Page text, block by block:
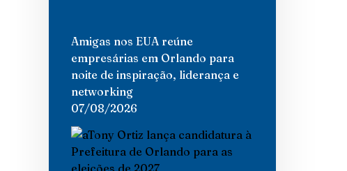
Amigas nos EUA reúne
empresárias em Orlando para
noite de inspiração, liderança e
networking
07/08/2026